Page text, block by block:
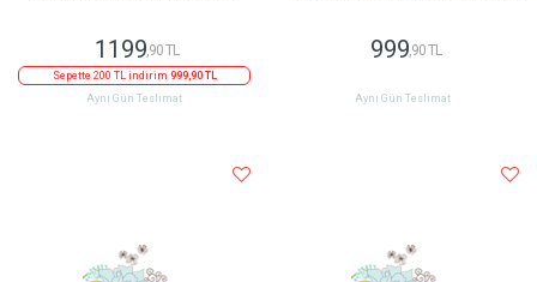
1199,90 TL
Sepette 200 TL indirim 999,90 TL
Aynı Gün Teslimat
999,90 TL
Aynı Gün Teslimat